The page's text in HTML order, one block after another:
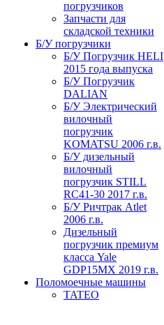
погрузчиков
Запчасти для
складской техники
Б/У погрузчики
Б/У Погрузчик HELI
2015 года выпуска
Б/У Погрузчик
DALIAN
Б/У Электрический
вилочный
погрузчик
KOMATSU 2006 г.в.
Б/У дизельный
вилочный
погрузчик STILL
RC41-30 2017 г.в.
Б/У Ричтрак Atlet
2006 г.в.
Дизельный
погрузчик премиум
класса Yale
GDP15MX 2019 г.в.
Поломоечные машины
TATEO